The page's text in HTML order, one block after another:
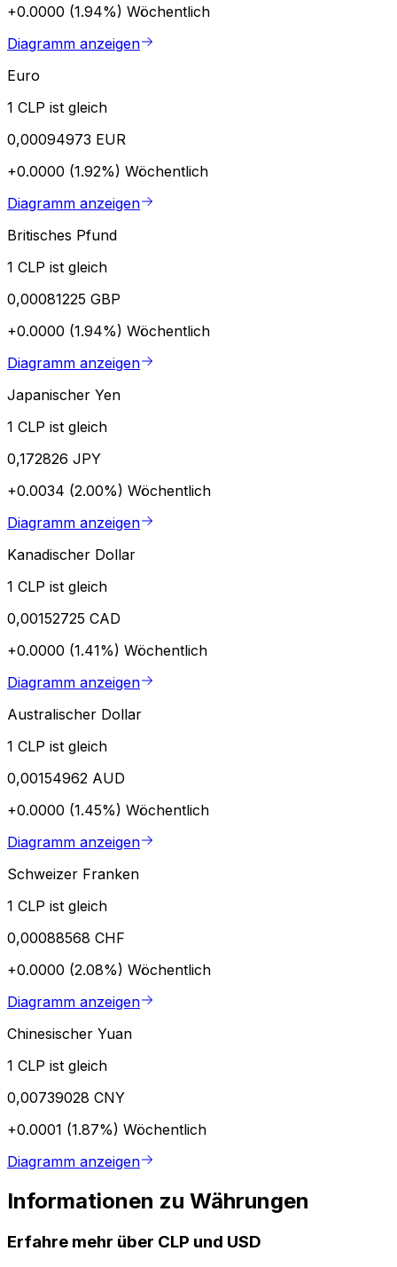
+0.0000 (1.94%) Wöchentlich
Diagramm anzeigen
Euro
1 CLP ist gleich
0,00094973 EUR
+0.0000 (1.92%) Wöchentlich
Diagramm anzeigen
Britisches Pfund
1 CLP ist gleich
0,00081225 GBP
+0.0000 (1.94%) Wöchentlich
Diagramm anzeigen
Japanischer Yen
1 CLP ist gleich
0,172826 JPY
+0.0034 (2.00%) Wöchentlich
Diagramm anzeigen
Kanadischer Dollar
1 CLP ist gleich
0,00152725 CAD
+0.0000 (1.41%) Wöchentlich
Diagramm anzeigen
Australischer Dollar
1 CLP ist gleich
0,00154962 AUD
+0.0000 (1.45%) Wöchentlich
Diagramm anzeigen
Schweizer Franken
1 CLP ist gleich
0,00088568 CHF
+0.0000 (2.08%) Wöchentlich
Diagramm anzeigen
Chinesischer Yuan
1 CLP ist gleich
0,00739028 CNY
+0.0001 (1.87%) Wöchentlich
Diagramm anzeigen
Informationen zu Währungen
Erfahre mehr über CLP und USD